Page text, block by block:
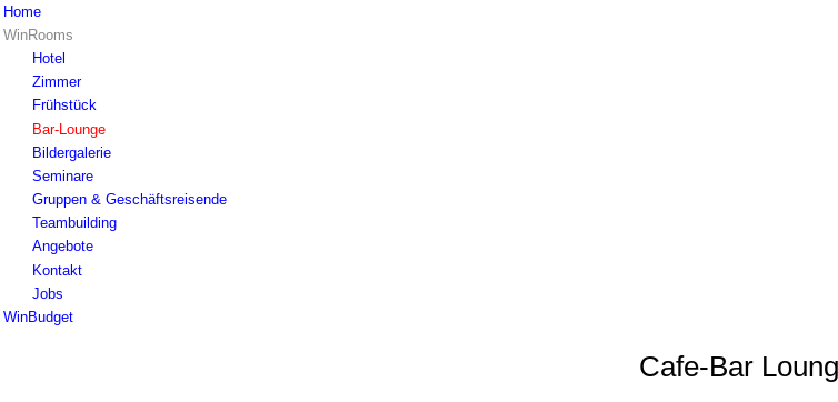
Home
WinRooms
Hotel
Zimmer
Frühstück
Bar-Lounge
Bildergalerie
Seminare
Gruppen & Geschäftsreisende
Teambuilding
Angebote
Kontakt
Jobs
WinBudget
Cafe-Bar